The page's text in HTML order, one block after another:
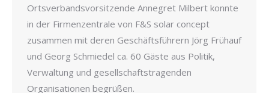
Ortsverbandsvorsitzende Annegret Milbert konnte
in der Firmenzentrale von F&S solar concept
zusammen mit deren Geschäftsführern Jörg Frühauf
und Georg Schmiedel ca. 60 Gäste aus Politik,
Verwaltung und gesellschaftstragenden
Organisationen begrüßen.